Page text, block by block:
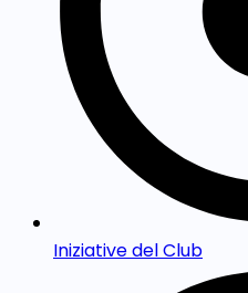
Iniziative del Club